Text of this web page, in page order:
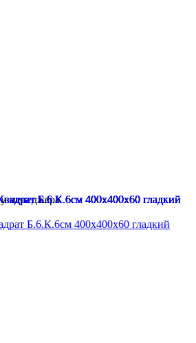
менеджера
Б.6.К.6см 400х400х60 гладкий